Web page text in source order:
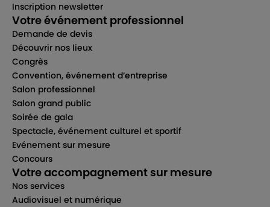
Inscription newsletter
Votre événement professionnel
Demande de devis
Découvrir nos lieux
Congrès
Convention, événement d’entreprise
Salon professionnel
Salon grand public
Soirée de gala
Spectacle, événement culturel et sportif
Evénement sur mesure
Concours
Votre accompagnement sur mesure
Nos services
Audiovisuel et numérique